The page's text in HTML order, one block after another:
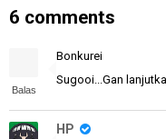
6 comments
Balas
Bonkurei
Sugooi...Gan
HP